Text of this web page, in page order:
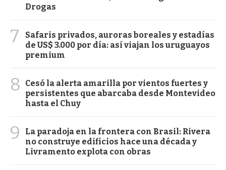
Drogas
7
Safaris privados, auroras boreales y estadías
de US$ 3.000 por día: así viajan los uruguayos
premium
8
Cesó la alerta amarilla por vientos fuertes y
persistentes que abarcaba desde Montevideo
hasta el Chuy
9
La paradoja en la frontera con Brasil: Rivera
no construye edificios hace una década y
Livramento explota con obras